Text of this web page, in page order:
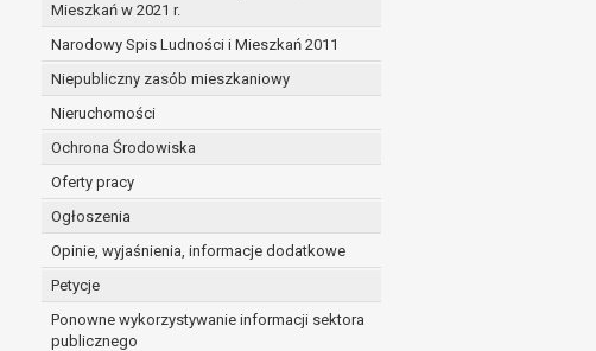
Mieszkań w 2021 r.
Narodowy Spis Ludności i Mieszkań 2011
Niepubliczny zasób mieszkaniowy
Nieruchomości
Ochrona Środowiska
Oferty pracy
Ogłoszenia
Opinie, wyjaśnienia, informacje dodatkowe
Petycje
Ponowne wykorzystywanie informacji sektora
publicznego